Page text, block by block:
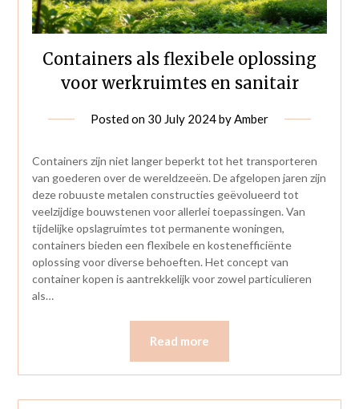
Containers als flexibele oplossing
voor werkruimtes en sanitair
Posted on 30 July 2024byAmber
Containers zijn niet langer beperkt tot het transporteren
van goederen over de wereldzeeën. De afgelopen jaren zijn
deze robuuste metalen constructies geëvolueerd tot
veelzijdige bouwstenen voor allerlei toepassingen. Van
tijdelijke opslagruimtes tot permanente woningen,
containers bieden een flexibele en kostenefficiënte
oplossing voor diverse behoeften. Het concept van
container kopen is aantrekkelijk voor zowel particulieren
als…
Read more